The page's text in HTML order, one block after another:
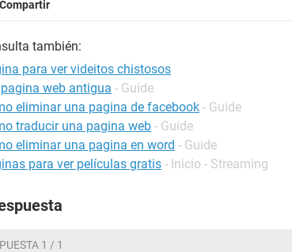
Compartir
también:
para ver videitos chistosos
web antigua - Guide
eliminar una pagina de facebook - Guide
traducir una pagina web - Guide
eliminar una pagina en word - Guide
para ver películas gratis - Inicio - Streaming
1 / 1